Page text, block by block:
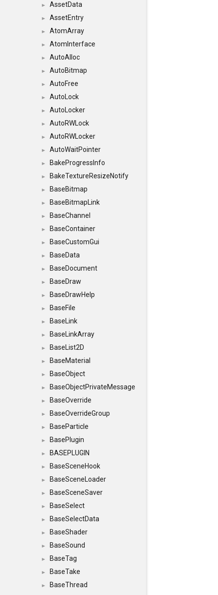
► AssetData
► AssetEntry
► AtomArray
► AtomInterface
► AutoAlloc
► AutoBitmap
► AutoFree
► AutoLock
► AutoLocker
► AutoRWLock
► AutoRWLocker
► AutoWaitPointer
► BakeProgressInfo
► BakeTextureResizeNotify
► BaseBitmap
► BaseBitmapLink
► BaseChannel
► BaseContainer
► BaseCustomGui
► BaseData
► BaseDocument
► BaseDraw
► BaseDrawHelp
► BaseFile
► BaseLink
► BaseLinkArray
► BaseList2D
► BaseMaterial
► BaseObject
► BaseObjectPrivateMessage
► BaseOverride
► BaseOverrideGroup
► BaseParticle
► BasePlugin
► BASEPLUGIN
► BaseSceneHook
► BaseSceneLoader
► BaseSceneSaver
► BaseSelect
► BaseSelectData
► BaseShader
► BaseSound
► BaseTag
► BaseTake
►
BaseThread